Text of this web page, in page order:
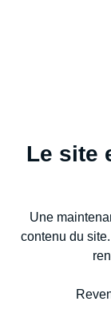
Le site
Une
contenu du